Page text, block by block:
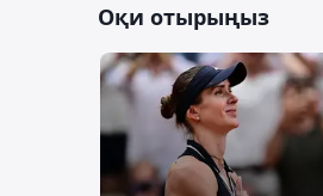
Оқи отырыңыз